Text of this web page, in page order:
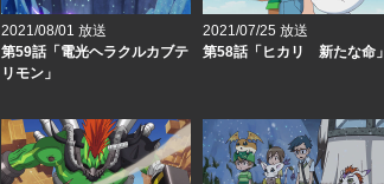
2021/08/01 放送
第59話「電光ヘラクルカブテ
リモン」
2021/07/25 放送
第58話「ヒカリ 新たな命」